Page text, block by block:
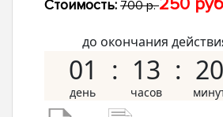
Стоимость: 700 р.250
до окончания
01 13 20